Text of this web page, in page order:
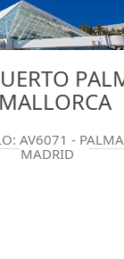
MALLORCA
AV6071 -
MADRID